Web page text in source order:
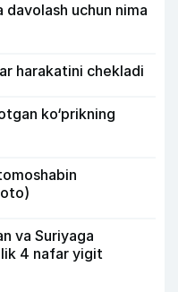
uchun nima
harakatini chekladi
ko‘prikning
va Suriyaga
4 nafar yigit